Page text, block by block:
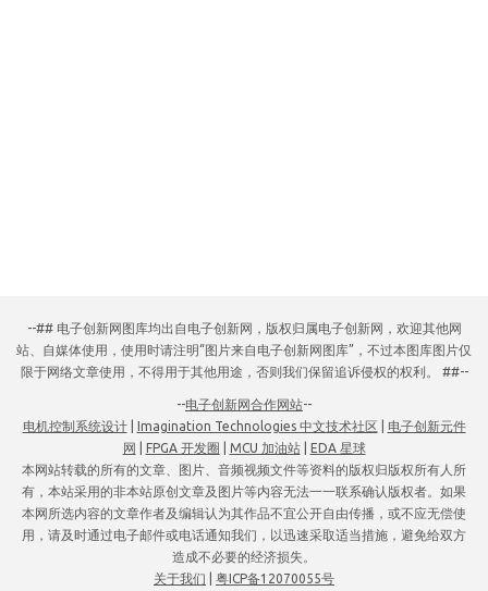
--## 电子创新网图库均出自电子创新网，版权归属电子创新网，欢迎其他网
站、自媒体使用，使用时请注明“图片来自电子创新网图库”，不过本图库图片仅
限于网络文章使用，不得用于其他用途，否则我们保留追诉侵权的权利。 ##--
--电子创新网合作网站--
电机控制系统设计| Imagination Technologies 中文技术社区
电子创新元件
网
FPGA 开发圈 MCU 加油站| EDA 星球
本网站转载的所有的文章、图片、音频视频文件等资料的版权归版权所有人所
有，本站采用的非本站原创文章及图片等内容无法一一联系确认版权者。如果
本网所选内容的文章作者及编辑认为其作品不宜公开自由传播，或不应无偿使
用，请及时通过电子邮件或电话通知我们，以迅速采取适当措施，避免给双方
造成不必要的经济损失。
关于我们
粤ICP备12070055号